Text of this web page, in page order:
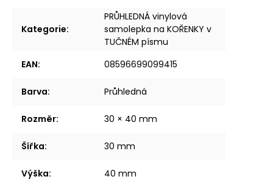
Kategorie:
PRŮHLEDNÁ vinylová
samolepka na KOŘENKY v
TUČNÉM písmu
EAN: 08596699099415
Barva: Průhledná
Rozměr: 30 × 40 mm
Šířka: 30 mm
Výška: 40 mm